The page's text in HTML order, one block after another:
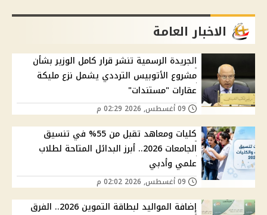
الاخبار العامة
الجريدة الرسمية تنشر قرار كامل الوزير بشأن
مشروع الأتوبيس الترددي يشمل نزع مليكة
عقارات "مستندات"
كليات ومعاهد تقبل من 55% في تنسيق
الجامعات 2026.. أبرز البدائل المتاحة لطلاب
علمي وأدبي
إضافة المواليد لبطاقة التموين 2026.. الفرق